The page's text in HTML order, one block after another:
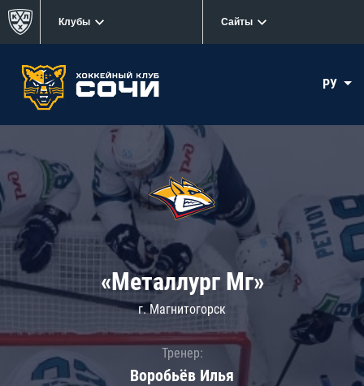
Клубы Сайты
РУ
«Металлург Мг»
г. Магнитогорск
Тренер:
Воробьёв Илья